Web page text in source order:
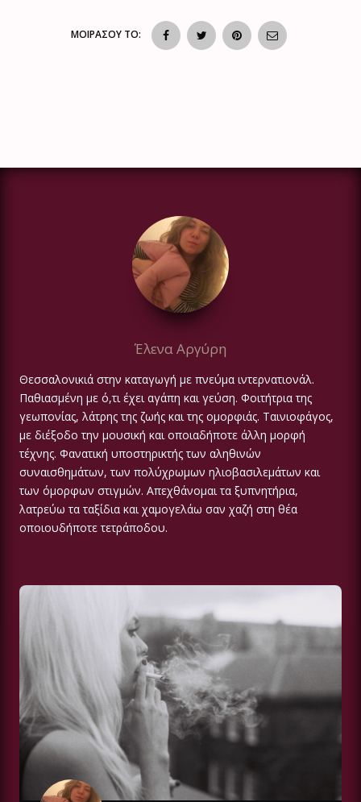
ΜΟΙΡΑΣΟΥ ΤΟ:
Έλενα Αργύρη
Θεσσαλονικιά στην καταγωγή με πνεύμα ιντερνατιονάλ.
Παθιασμένη με ό,τι έχει αγάπη και γεύση. Φοιτήτρια της
γεωπονίας, λάτρης της ζωής και της ομορφιάς. Ταινιοφάγος,
με διέξοδο την μουσική και οποιαδήποτε άλλη μορφή
τέχνης. Φανατική υποστηρικτής των αληθινών
συναισθημάτων, των πολύχρωμων ηλιοβασιλεμάτων και
των όμορφων στιγμών. Απεχθάνομαι τα ξυπνητήρια,
λατρεύω τα ταξίδια και χαμογελάω σαν χαζή στη θέα
οποιουδήποτε τετράποδου.